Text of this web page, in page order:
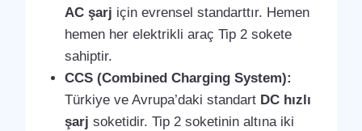
AC şarj için evrensel standarttır. Hemen
hemen her elektrikli araç Tip 2 sokete
sahiptir.
CCS (Combined Charging System):
Türkiye ve Avrupa’daki standart DC hızlı
şarj soketidir. Tip 2 soketinin altına iki